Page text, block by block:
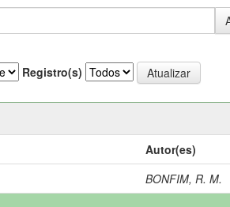
Registro(s)
Autor(es)
BONFIM, R. M.